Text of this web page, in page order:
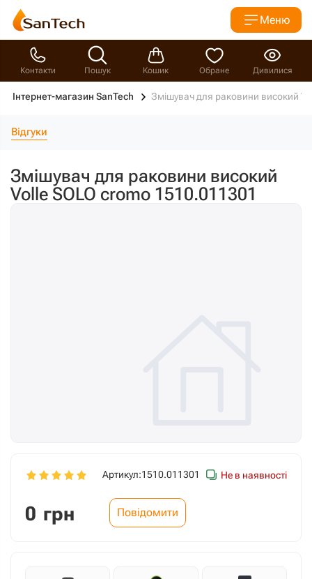
Меню
Контакти Пошук Кошик Обране Дивилися
Інтернет-магазин SanTech Змішувач для раковини високий
Відгуки
Змішувач для раковини високий
Volle SOLO cromo 1510.011301
Артикул:1510.011301 Не в наявності
0 грн Повідомити